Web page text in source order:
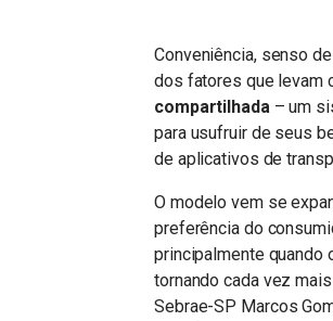
Conveniência, senso
dos fatores que levam
compartilhada– um
para usufruir de seus
de aplicativos de
O modelo vem se
preferência do
principalmente quando
tornando cada vez
Sebrae-SP Marcos